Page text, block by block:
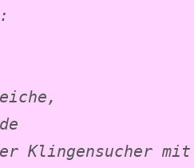
Klingensucher mit